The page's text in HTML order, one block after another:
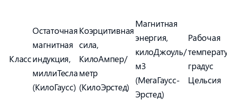
Класс
Остаточная
магнитная
индукция,
миллиТесла
(КилоГаусс)
Коэрцитивная
сила,
КилоАмпер/
метр
(КилоЭрстед)
Магнитная
энергия,
килоДжоуль/
м3
(МегаГаусс-
Эрстед)
Рабочая
градус
Цельсия